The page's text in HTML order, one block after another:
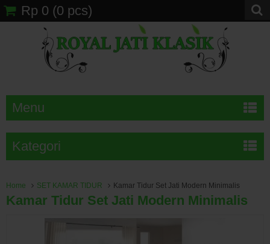
Rp 0 (0 pcs)
Menu
Kategori
Home SET KAMAR TIDUR Kamar Tidur Set Jati Modern Minimalis
Kamar Tidur Set Jati Modern Minimalis